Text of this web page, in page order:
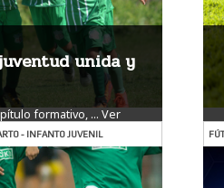
unida y
formativo, ... Ver
- INFANTO JUVENIL